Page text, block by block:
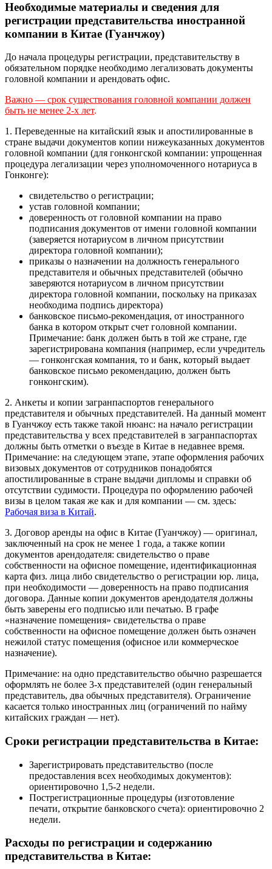
Необходимые материалы и сведения для
регистрации представительства иностранной
компании в Китае (Гуанчжоу)
До начала процедуры регистрации, представительству в
обязательном порядке необходимо легализовать документы
головной компании и арендовать офис.
Важно — срок существования головной компании должен
быть не менее 2-х лет.
1. Переведенные на китайский язык и апостилированные в
стране выдачи документов копии нижеуказанных документов
головной компании (для гонконгской компании: упрощенная
процедура легализации через уполномоченного нотариуса в
Гонконге):
свидетельство о регистрации;
устав головной компании;
доверенность от головной компании на право
подписания документов от имени головной компании
(заверяется нотариусом в личном присутствии
директора головной компании);
приказы о назначении на должность генерального
представителя и обычных представителей (обычно
заверяются нотариусом в личном присутствии
директора головной компании, поскольку на приказах
необходима подпись директора)
банковское письмо-рекомендация, от иностранного
банка в котором открыт счет головной компании.
Примечание: банк должен быть в той же стране, где
зарегистрирована компания (например, если учредитель
— гонконгская компания, то и банк, который выдает
банковское письмо рекомендацию, должен быть
гонконгским).
2. Анкеты и копии загранпаспортов генерального
представителя и обычных представителей. На данный момент
в Гуанчжоу есть также такой нюанс: на начало регистрации
представительства у всех представителей в загранпаспортах
должны быть отметки о въезде в Китае в недавнее время.
Примечание: на следующем этапе, этапе оформления рабочих
визовых документов от сотрудников понадобятся
апостилированные в стране выдачи дипломы и справки об
отсутствии судимости. Процедура по оформлению рабочей
визы в целом такая же как и для компании — см. здесь:
Рабочая виза в Китай.
3. Договор аренды на офис в Китае (Гуанчжоу) — оригинал,
заключенный на срок не менее 1 года, а также копии
документов арендодателя: свидетельство о праве
собственности на офисное помещение, идентификационная
карта физ. лица либо свидетельство о регистрации юр. лица,
при необходимости — доверенность на право подписания
договора. Данные копии документов арендодателя должны
быть заверены его подписью или печатью. В графе
«назначение помещения» свидетельства о праве
собственности на офисное помещение должен быть означен
нежилой статус помещения (офисное или коммерческое
назначение).
Примечание: на одно представительство обычно разрешается
оформлять не более 3-х представителей (один генеральный
представитель, два обычных представителя). Ограничение
касается только иностранных лиц (ограничений по найму
китайских граждан — нет).
Сроки регистрации представительства в Китае:
Зарегистрировать представительство (после
предоставления всех необходимых документов):
ориентировочно 1,5-2 недели.
Пострегистрационные процедуры (изготовление
печати, открытие банковского счета): ориентировочно 2
недели.
Расходы по регистрации и содержанию
представительства в Китае: